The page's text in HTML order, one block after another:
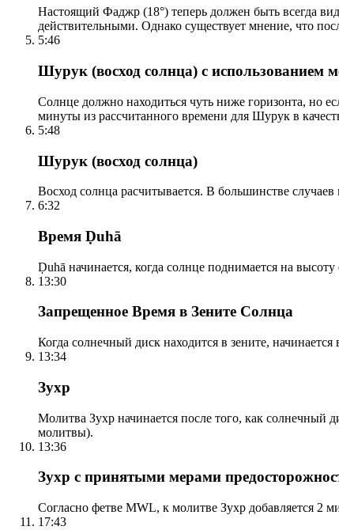
Настоящий Фаджр (18°) теперь должен быть всегда
действительными. Однако существует мнение, что
5:46
Шурук (восход солнца) с использованием
Солнце должно находиться чуть ниже горизонта, но
минуты из рассчитанного времени для Шурук в
5:48
Шурук (восход солнца)
Восход солнца расчитывается. В большинстве
6:32
Время Ḍuhā
Ḍuhā начинается, когда солнце поднимается на
13:30
Запрещенное Время в Зените Солнца
Когда солнечный диск находится в зените,
13:34
Зухр
Молитва Зухр начинается после того, как солнечный
молитвы).
13:36
Зухр с принятыми мерами
Согласно фетве MWL, к молитве Зухр добавляется 2
17:43